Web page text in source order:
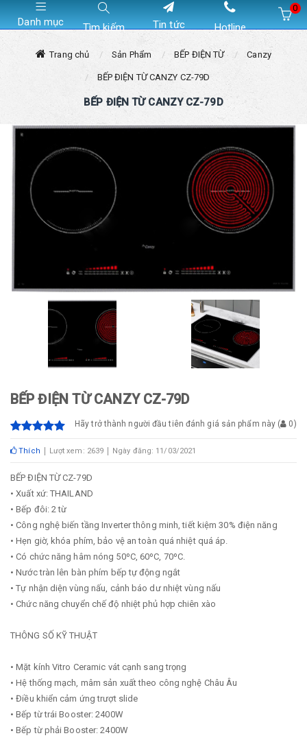
Danh mục Tìm kiếm Tin tức Hotline
0
Trang chủ Sản Phẩm BẾP ĐIỆN TỪ Canzy
BẾP ĐIỆN TỪ CANZY CZ-79D
BẾP ĐIỆN TỪ CANZY CZ-79D
BẾP ĐIỆN TỪ CANZY CZ-79D
Hãy trở thành người đầu tiên đánh giá sản phẩm này ( 0)
Thích Lượt xem: 2639 Ngày đăng: 11/03/2021
BẾP ĐIỆN TỪ CZ-79D
• Xuất xứ: THAILAND
• Bếp đôi: 2 từ
• Công nghệ biến tầng Inverter thông minh, tiết kiệm 30% điện năng
• Hẹn giờ, khóa phím, bảo vệ an toàn quá nhiệt quá áp.
• Có chức năng hâm nóng 50ºC, 60ºC, 70ºC.
• Nước tràn lên bàn phím bếp tự động ngắt
• Tự nhận diện vùng nấu, cảnh báo dư nhiệt vùng nấu
• Chức năng chuyển chế độ nhiệt phủ hợp chiên xào
THÔNG SỐ KỸ THUẬT
• Mặt kính Vitro Ceramic vát cạnh sang trọng
• Hệ thống mạch, mâm sản xuất theo công nghệ Châu Âu
• Điều khiển cảm ứng trượt slide
• Bếp từ trái Booster: 2400W
• Bếp từ phải Booster: 2400W